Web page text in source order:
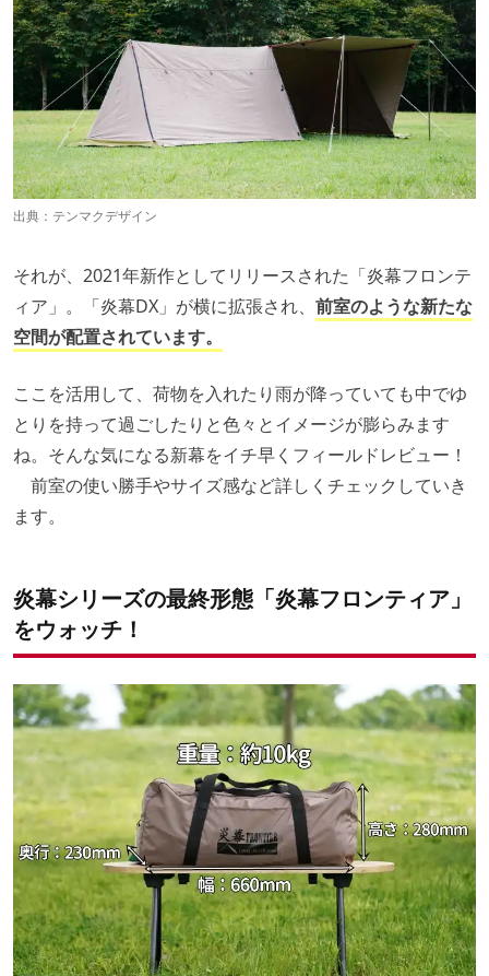
出典： テンマクデザイン
それが、2021年新作としてリリースされた「炎幕フロンテ
ィア」。「炎幕DX」が横に拡張され、 前室のような新たな
空間が配置されています。
ここを活用して、荷物を入れたり雨が降っていても中でゆ
とりを持って過ごしたりと色々とイメージが膨らみます
ね。そんな気になる新幕をイチ早くフィールドレビュー！
前室の使い勝手やサイズ感など詳しくチェックしていき
ます。
炎幕シリーズの最終形態「炎幕フロンティア」
をウォッチ！